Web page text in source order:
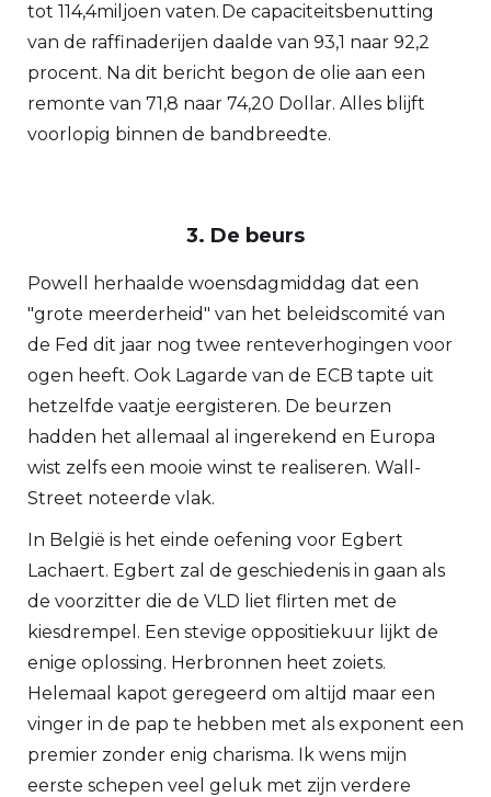
tot 114,4miljoen vaten. De capaciteitsbenutting
van de raffinaderijen daalde van 93,1 naar 92,2
procent. Na dit bericht begon de olie aan een
remonte van 71,8 naar 74,20 Dollar. Alles blijft
voorlopig binnen de bandbreedte.
3. De beurs
Powell herhaalde woensdagmiddag dat een
"grote meerderheid" van het beleidscomité van
de Fed dit jaar nog twee renteverhogingen voor
ogen heeft. Ook Lagarde van de ECB tapte uit
hetzelfde vaatje eergisteren. De beurzen
hadden het allemaal al ingerekend en Europa
wist zelfs een mooie winst te realiseren. Wall-
Street noteerde vlak.
In België is het einde oefening voor Egbert
Lachaert. Egbert zal de geschiedenis in gaan als
de voorzitter die de VLD liet flirten met de
kiesdrempel. Een stevige oppositiekuur lijkt de
enige oplossing. Herbronnen heet zoiets.
Helemaal kapot geregeerd om altijd maar een
vinger in de pap te hebben met als exponent een
premier zonder enig charisma. Ik wens mijn
eerste schepen veel geluk met zijn verdere